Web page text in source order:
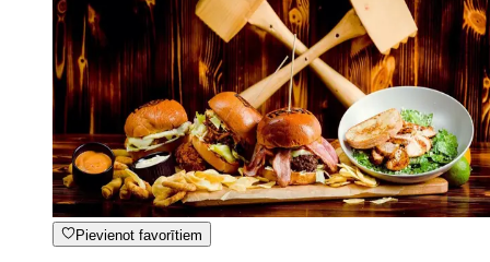
Pievienot favorītiem